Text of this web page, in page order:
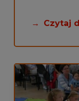
Czytaj